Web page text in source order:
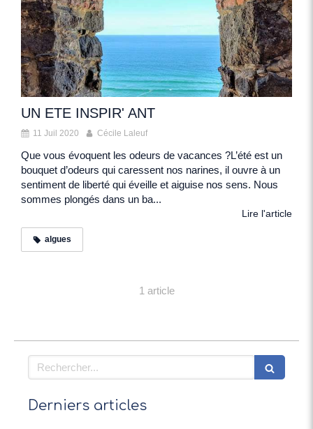
UN ETE INSPIR' ANT
11 Juil 2020 Cécile Laleuf
Que vous évoquent les odeurs de vacances ?L’été est un
bouquet d’odeurs qui caressent nos narines, il ouvre à un
sentiment de liberté qui éveille et aiguise nos sens. Nous
sommes plongés dans un ba...
Lire l'article
algues
1 article
Rechercher
Derniers articles